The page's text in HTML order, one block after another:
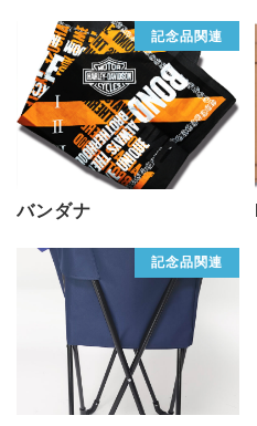
記念品関連
バンダナ
記念品関連